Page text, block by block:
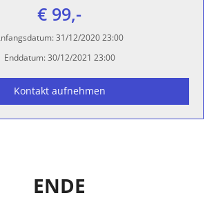
€ 99,-
31/12/2020 23:00
Enddatum:30/12/2021 23:00
Kontakt aufnehmen
ENDE